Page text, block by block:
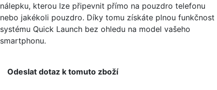
nálepku, kterou lze připevnit přímo na pouzdro telefonu
nebo jakékoli pouzdro. Díky tomu získáte plnou funkčnost
systému Quick Launch bez ohledu na model vašeho
smartphonu.
Odeslat dotaz k tomuto zboží